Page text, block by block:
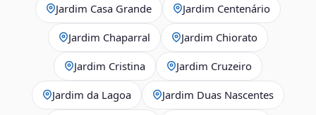
Jardim Casa Grande Jardim Centenário
Jardim Chaparral Jardim Chiorato
Jardim Cristina Jardim Cruzeiro
Jardim da Lagoa Jardim Duas Nascentes